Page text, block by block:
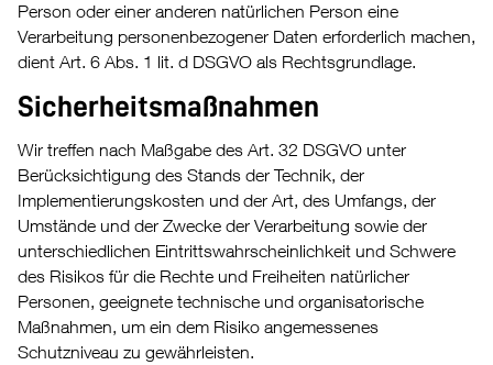
Person oder einer anderen natürlichen Person eine
Verarbeitung personenbezogener Daten erforderlich machen,
dient Art. 6 Abs. 1 lit. d DSGVO als Rechtsgrundlage.
Sicherheitsmaßnahmen
Wir treffen nach Maßgabe des Art. 32 DSGVO unter
Berücksichtigung des Stands der Technik, der
Implementierungskosten und der Art, des Umfangs, der
Umstände und der Zwecke der Verarbeitung sowie der
unterschiedlichen Eintrittswahrscheinlichkeit und Schwere
des Risikos für die Rechte und Freiheiten natürlicher
Personen, geeignete technische und organisatorische
Maßnahmen, um ein dem Risiko angemessenes
Schutzniveau zu gewährleisten.